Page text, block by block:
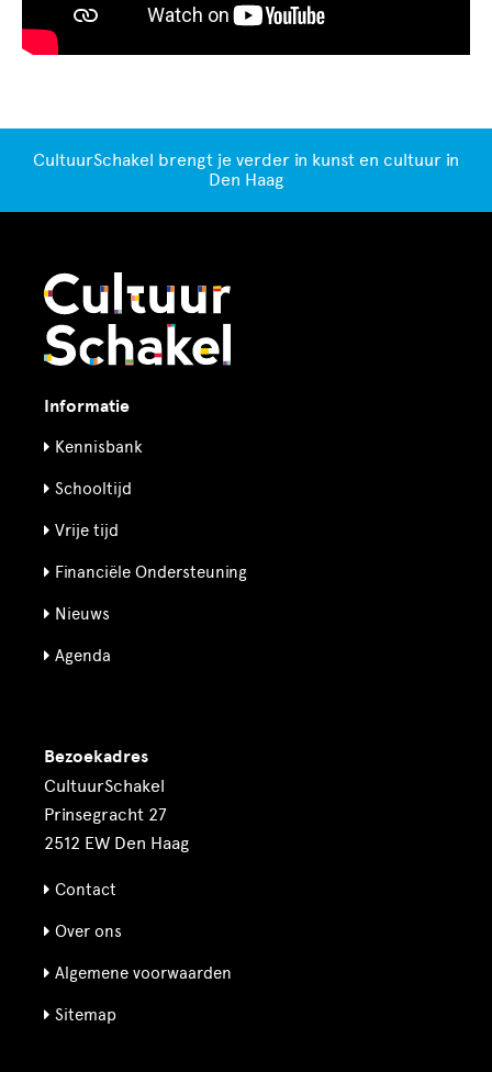
CultuurSchakel brengt je verder in kunst en cultuur in
Den Haag
Informatie
Kennisbank
Schooltijd
Vrije tijd
Financiële Ondersteuning
Nieuws
Agenda
Bezoekadres
CultuurSchakel
Prinsegracht 27
2512 EW Den Haag
Contact
Over ons
Algemene voorwaarden
Sitemap